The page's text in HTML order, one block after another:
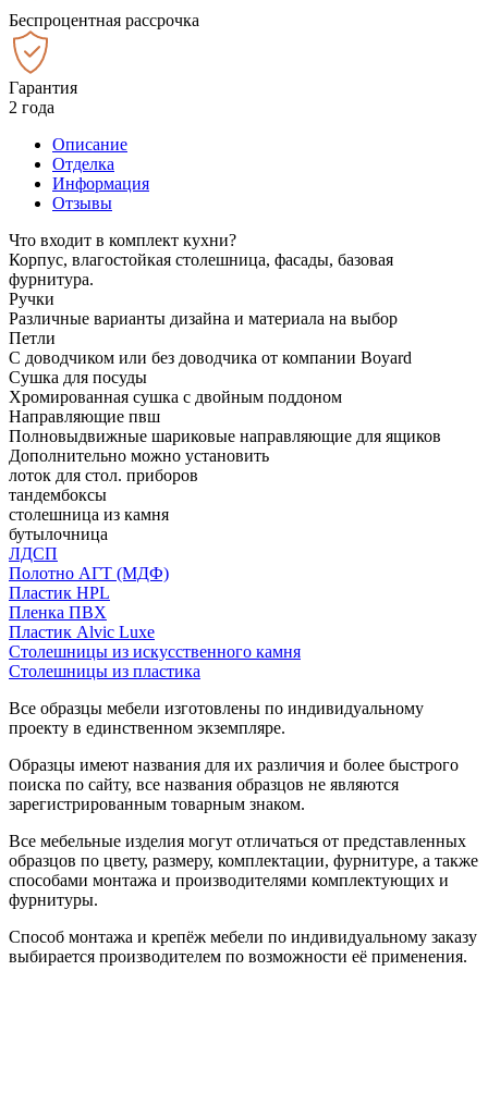
Беспроцентная рассрочка
Гарантия
2 года
Описание
Отделка
Информация
Отзывы
Что входит в комплект кухни?
Корпус, влагостойкая столешница, фасады, базовая
фурнитура.
Ручки
Различные варианты дизайна и материала на выбор
Петли
С доводчиком или без доводчика от компании Boyard
Сушка для посуды
Хромированная сушка с двойным поддоном
Направляющие пвш
Полновыдвижные шариковые направляющие для ящиков
Дополнительно можно установить
лоток для стол. приборов
тандембоксы
столешница из камня
бутылочница
ЛДСП
Полотно АГТ (МДФ)
Пластик HPL
Пленка ПВХ
Пластик Alvic Luxe
Столешницы из искусственного камня
Столешницы из пластика
Все образцы мебели изготовлены по индивидуальному
проекту в единственном экземпляре.
Образцы имеют названия для их различия и более быстрого
поиска по сайту, все названия образцов не являются
зарегистрированным товарным знаком.
Все мебельные изделия могут отличаться от представленных
образцов по цвету, размеру, комплектации, фурнитуре, а также
способами монтажа и производителями комплектующих и
фурнитуры.
Способ монтажа и крепёж мебели по индивидуальному заказу
выбирается производителем по возможности её применения.